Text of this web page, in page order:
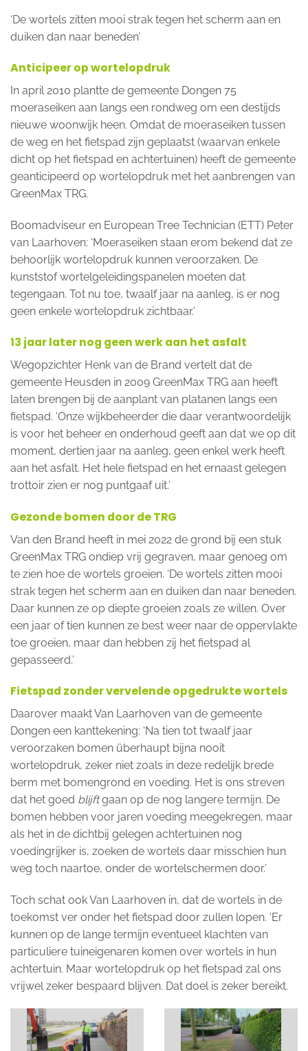
‘De wortels zitten mooi strak tegen het scherm aan en
duiken dan naar beneden’
Anticipeer op wortelopdruk
In april 2010 plantte de gemeente Dongen 75
moeraseiken aan langs een rondweg om een destijds
nieuwe woonwijk heen. Omdat de moeraseiken tussen
de weg en het fietspad zijn geplaatst (waarvan enkele
dicht op het fietspad en achtertuinen) heeft de gemeente
geanticipeerd op wortelopdruk met het aanbrengen van
GreenMax TRG.
Boomadviseur en European Tree Technician (ETT) Peter
van Laarhoven: ‘Moeraseiken staan erom bekend dat ze
behoorlijk wortelopdruk kunnen veroorzaken. De
kunststof wortelgeleidingspanelen moeten dat
tegengaan. Tot nu toe, twaalf jaar na aanleg, is er nog
geen enkele wortelopdruk zichtbaar.’
13 jaar later nog geen werk aan het asfalt
Wegopzichter Henk van de Brand vertelt dat de
gemeente Heusden in 2009 GreenMax TRG aan heeft
laten brengen bij de aanplant van platanen langs een
fietspad. ‘Onze wijkbeheerder die daar verantwoordelijk
is voor het beheer en onderhoud geeft aan dat we op dit
moment, dertien jaar na aanleg, geen enkel werk heeft
aan het asfalt. Het hele fietspad en het ernaast gelegen
trottoir zien er nog puntgaaf uit.’
Gezonde bomen door de TRG
Van den Brand heeft in mei 2022 de grond bij een stuk
GreenMax TRG ondiep vrij gegraven, maar genoeg om
te zien hoe de wortels groeien. ‘De wortels zitten mooi
strak tegen het scherm aan en duiken dan naar beneden.
Daar kunnen ze op diepte groeien zoals ze willen. Over
een jaar of tien kunnen ze best weer naar de oppervlakte
toe groeien, maar dan hebben zij het fietspad al
gepasseerd.’
Fietspad zonder vervelende opgedrukte wortels
Daarover maakt Van Laarhoven van de gemeente
Dongen een kanttekening: ‘Na tien tot twaalf jaar
veroorzaken bomen überhaupt bijna nooit
wortelopdruk, zeker niet zoals in deze redelijk brede
berm met bomengrond en voeding. Het is ons streven
dat het goed blijftgaan op de nog langere termijn. De
bomen hebben voor jaren voeding meegekregen, maar
als het in de dichtbij gelegen achtertuinen nog
voedingrijker is, zoeken de wortels daar misschien hun
weg toch naartoe, onder de wortelschermen door.’
Toch schat ook Van Laarhoven in, dat de wortels in de
toekomst ver onder het fietspad door zullen lopen. ‘Er
kunnen op de lange termijn eventueel klachten van
particuliere tuineigenaren komen over wortels in hun
achtertuin. Maar wortelopdruk op het fietspad zal ons
vrijwel zeker bespaard blijven. Dat doel is zeker bereikt.